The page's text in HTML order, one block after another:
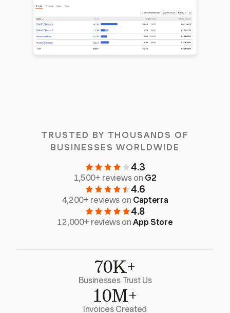
TRUSTED BY THOUSANDS OF
BUSINESSES WORLDWIDE
4.3
1,500+ reviews on G2
4.6
4,200+ reviews on Capterra
4.8
12,000+ reviews onApp Store
70K+
Businesses Trust Us
10M+
Invoices Created